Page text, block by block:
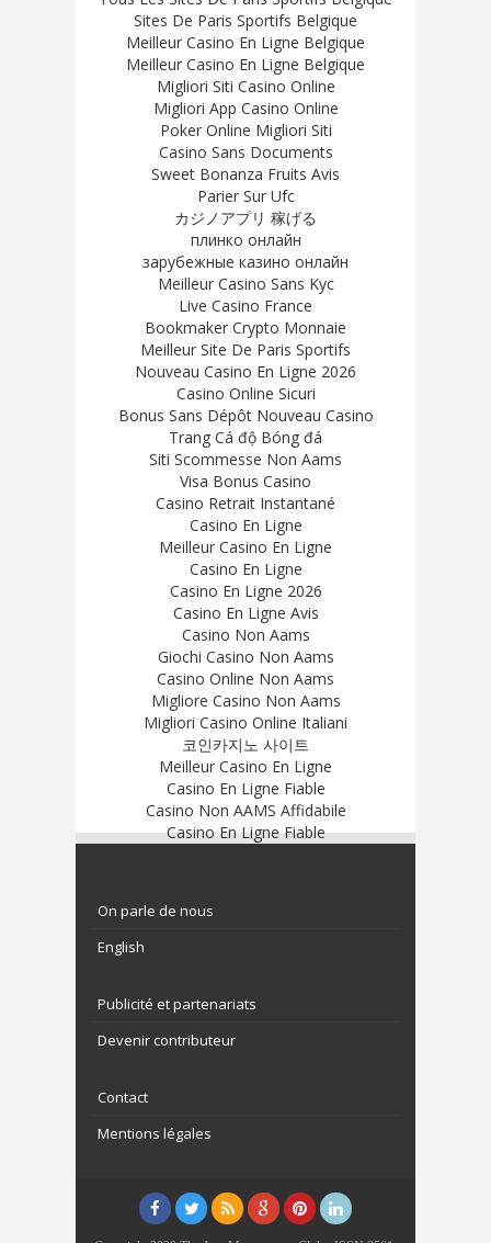
Sites De Paris Sportifs Belgique
Meilleur Casino En Ligne Belgique
Meilleur Casino En Ligne Belgique
Migliori Siti Casino Online
Migliori App Casino Online
Poker Online Migliori Siti
Casino Sans Documents
Sweet Bonanza Fruits Avis
Parier Sur Ufc
カジノアプリ 稼げる
плинко онлайн
зарубежные казино онлайн
Meilleur Casino Sans Kyc
Live Casino France
Bookmaker Crypto Monnaie
Meilleur Site De Paris Sportifs
Nouveau Casino En Ligne 2026
Casino Online Sicuri
Bonus Sans Dépôt Nouveau Casino
Trang Cá độ Bóng đá
Siti Scommesse Non Aams
Visa Bonus Casino
Casino Retrait Instantané
Casino En Ligne
Meilleur Casino En Ligne
Casino En Ligne
Casino En Ligne 2026
Casino En Ligne Avis
Casino Non Aams
Giochi Casino Non Aams
Casino Online Non Aams
Migliore Casino Non Aams
Migliori Casino Online Italiani
코인카지노 사이트
Meilleur Casino En Ligne
Casino En Ligne Fiable
Casino Non AAMS Affidabile
Casino En Ligne Fiable
On parle de nous
English
Publicité et partenariats
Devenir contributeur
Contact
Mentions légales